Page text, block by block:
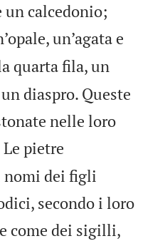
calcedonio;
un’agata e
quarta fila, un
diaspro. Queste
nelle loro
Le pietre
nomi dei figli
secondo i loro
come dei sigilli,